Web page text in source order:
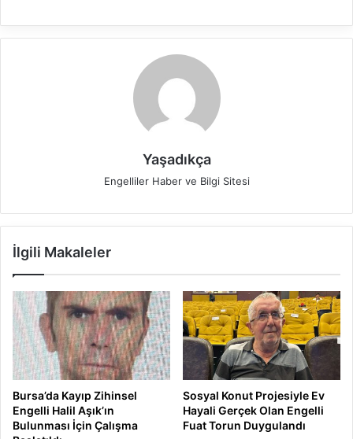
Yaşadıkça
Engelliler Haber ve Bilgi Sitesi
İlgili Makaleler
Bursa’da Kayıp Zihinsel
Engelli Halil Aşık’ın
Bulunması İçin Çalışma
Sosyal Konut Projesiyle Ev
Hayali Gerçek Olan Engelli
Fuat Torun Duygulandı